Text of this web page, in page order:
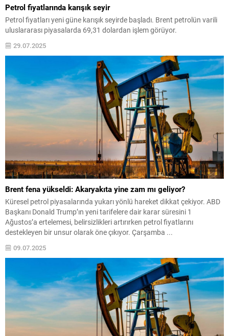
Petrol fiyatlarında karışık seyir
Petrol fiyatları yeni güne karışık seyirde başladı. Brent petrolün varili
uluslararası piyasalarda 69,31 dolardan işlem görüyor.
29.07.2025
Brent fena yükseldi: Akaryakıta yine zam mı geliyor?
Küresel petrol piyasalarında yukarı yönlü hareket dikkat çekiyor. ABD
Başkanı Donald Trump’ın yeni tarifelere dair karar süresini 1
Ağustos’a ertelemesi, belirsizlikleri artırırken petrol fiyatlarını
destekleyen bir unsur olarak öne çıkıyor. Çarşamba ...
09.07.2025